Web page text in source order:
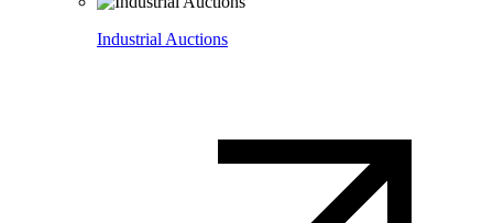
Industrial Auctions